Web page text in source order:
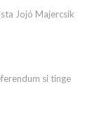
Jojó Majercsik
si tinge